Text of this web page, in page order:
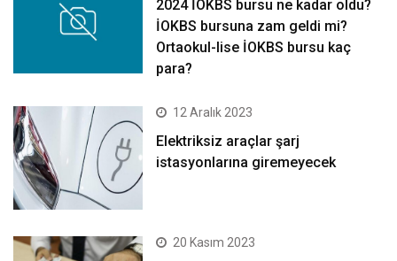
2024 İOKBS bursu ne kadar oldu?
İOKBS bursuna zam geldi mi?
Ortaokul-lise İOKBS bursu kaç
para?
12 Aralık 2023
Elektriksiz araçlar şarj
istasyonlarına giremeyecek
20 Kasım 2023